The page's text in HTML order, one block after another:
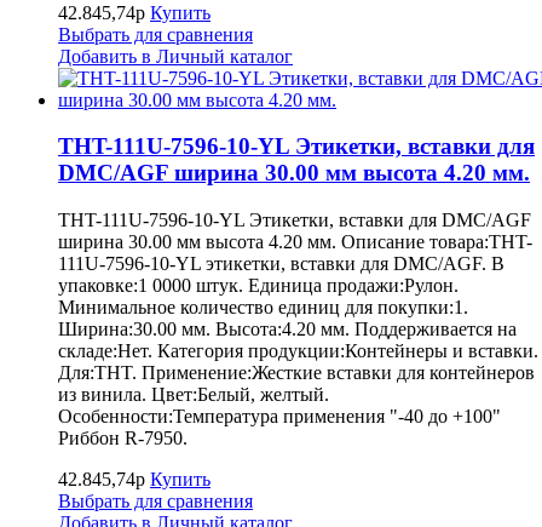
42.845,74р Купить
Выбрать для сравнения
Добавить в Личный каталог
THT-111U-7596-10-YL Этикетки, вставки для
DMC/AGF ширина 30.00 мм высота 4.20 мм.
THT-111U-7596-10-YL Этикетки, вставки для DMC/AGF
ширина 30.00 мм высота 4.20 мм. Описание товара:THT-
111U-7596-10-YL этикетки, вставки для DMC/AGF. В
упаковке:1 0000 штук. Единица продажи:Рулон.
Минимальное количество единиц для покупки:1.
Ширина:30.00 мм. Высота:4.20 мм. Поддерживается на
складе:Нет. Категория продукции:Контейнеры и вставки.
Для:THT. Применение:Жесткие вставки для контейнеров
из винила. Цвет:Белый, желтый.
Особенности:Температура применения "-40 до +100"
Риббон R-7950.
42.845,74р Купить
Выбрать для сравнения